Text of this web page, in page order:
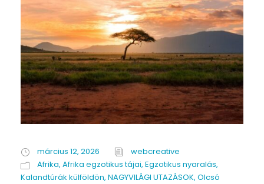
március 12, 2026
webcreative
Afrika, Afrika egzotikus tájai, Egzotikus nyaralás,
Kalandtúrák külföldön, NAGYVILÁGI UTAZÁSOK, Olcsó